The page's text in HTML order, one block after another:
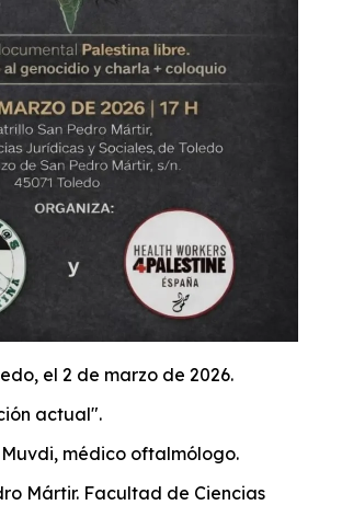
el 2 de marzo de 2026.
actual".
Muvdi, médico oftalmólogo.
Mártir. Facultad de Ciencias